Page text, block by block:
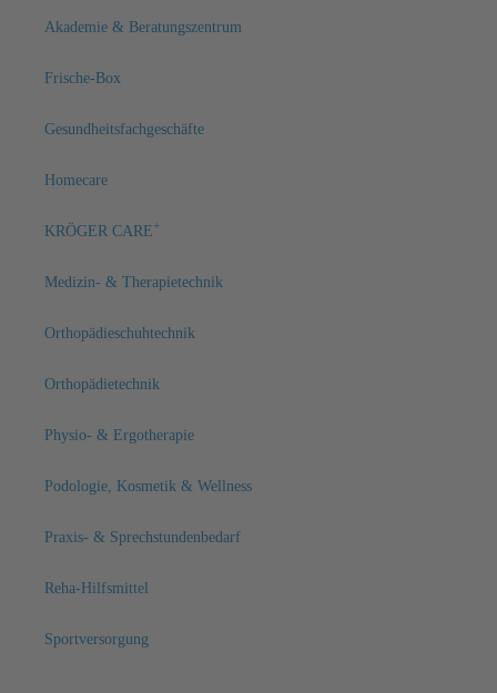
Akademie & Beratungszentrum
Frische-Box
Gesundheitsfachgeschäfte
Homecare
KRÖGER CARE+
Medizin- & Therapietechnik
Orthopädieschuhtechnik
Orthopädietechnik
Physio- & Ergotherapie
Podologie, Kosmetik & Wellness
Praxis- & Sprechstundenbedarf
Reha-Hilfsmittel
Sportversorgung